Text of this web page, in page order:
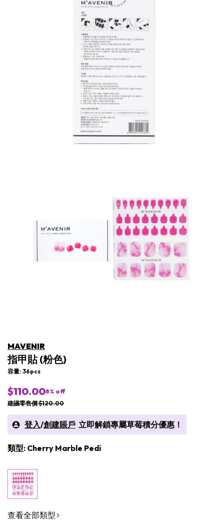
MAVENIR
指甲貼 (粉色)
容量: 36pcs
$110.008% off
建議零售價 $120.00
登入/創建賬戶 立即解鎖專屬草莓積分優惠！
類型: Cherry Marble Pedi
查看全部類型